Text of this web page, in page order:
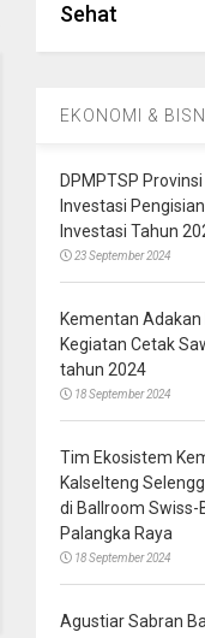
Sehat
EKONOMI &
DPMPTSP
Investasi
Investasi Tahun
23 September 2024
Kementan
Kegiatan Cetak
tahun 2024
18 September 2024
Tim Ekosistem
Kalselteng
di Ballroom Swiss-
Palangka Raya
18 September 2024
Agustiar Sabran